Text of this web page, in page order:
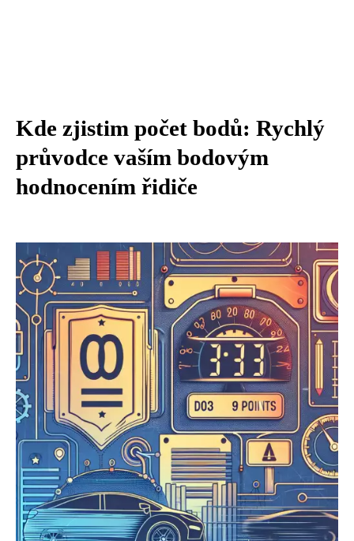
Kde zjistim počet bodů: Rychlý
průvodce vaším bodovým
hodnocením řidiče